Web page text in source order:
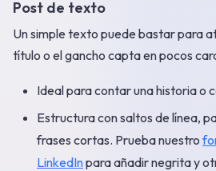
Post de texto
Un simple texto puede bastar para
título o el gancho capta en pocos
Ideal para contar una historia o
Estructura con saltos de línea,
frases cortas. Prueba nuestro
LinkedInpara añadir negrita y